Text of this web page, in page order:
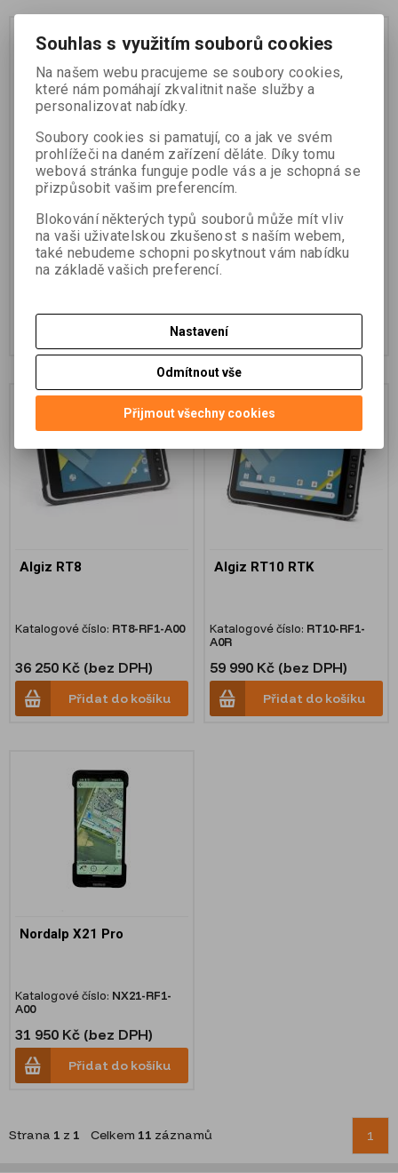
Algiz RT8 RTK
Katalogové číslo:SET RT8 RTK
HPS2 vč. GNSS přijímače
a dálkoměru
Katalogové číslo:121701-10-
GEO
Algiz RT8
Katalogové číslo: RT8-RF1-A00
36 250 Kč (bez DPH)
Přidat do košíku
Algiz RT10 RTK
Katalogové číslo: RT10-RF1-
A0R
59 990 Kč (bez DPH)
Přidat do košíku
Nordalp X21 Pro
Katalogové číslo: NX21-RF1-
A00
31 950 Kč (bez DPH)
Přidat do košíku
Strana 1 z 1 Celkem 11 záznamů 1
Souhlas s využitím souborů cookies
Na našem webu pracujeme se soubory cookies,
které nám pomáhají zkvalitnit naše služby a
personalizovat nabídky.
Soubory cookies si pamatují, co a jak ve svém
prohlížeči na daném zařízení děláte. Díky tomu
webová stránka funguje podle vás a je schopná se
přizpůsobit vašim preferencím.
Blokování některých typů souborů může mít vliv
na vaši uživatelskou zkušenost s naším webem,
také nebudeme schopni poskytnout vám nabídku
na základě vašich preferencí.
Nastavení
Odmítnout vše
Přijmout všechny cookies